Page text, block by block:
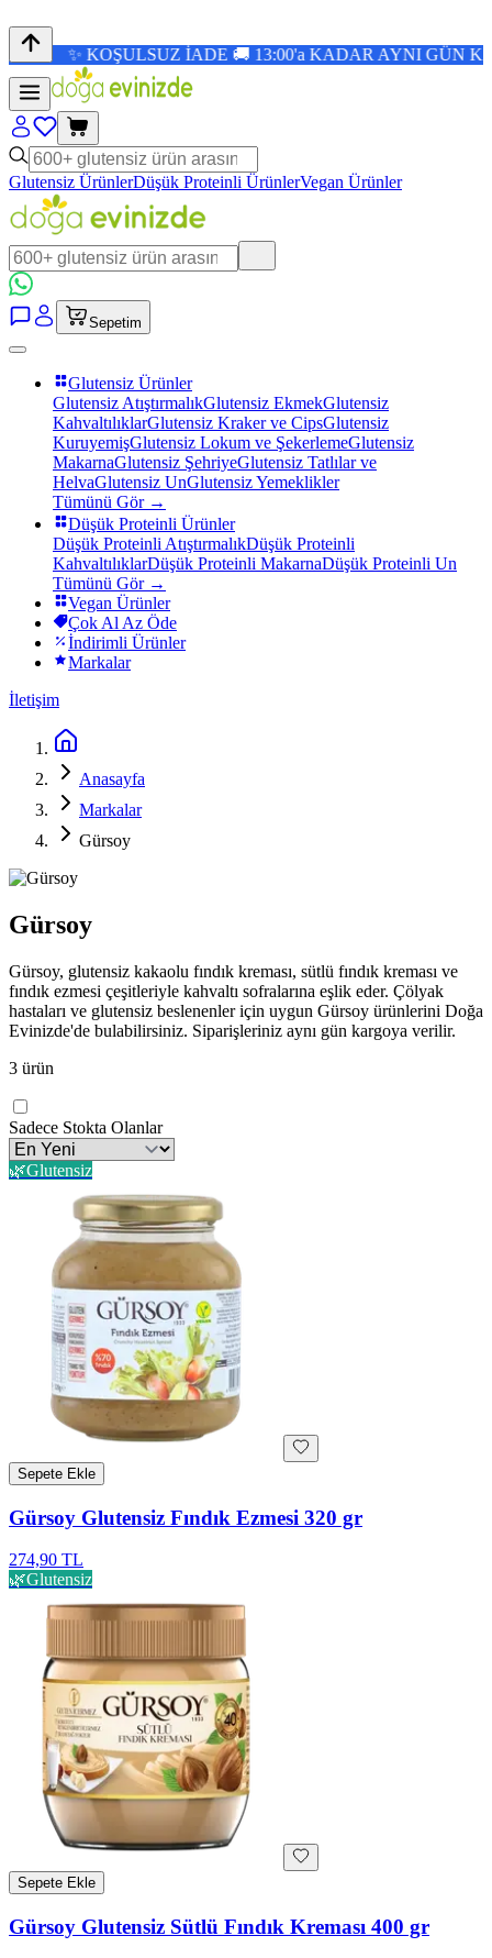
KOŞULSUZ İADE 🚚 13:00'a KADAR AYNI GÜN KARGO
Glutensiz ÜrünlerDüşük Proteinli ÜrünlerVegan Ürünler
Sepetim
Glutensiz Ürünler
Glutensiz AtıştırmalıkGlutensiz EkmekGlutensiz
KahvaltılıklarGlutensiz Kraker ve CipsGlutensiz
KuruyemişGlutensiz Lokum ve ŞekerlemeGlutensiz
MakarnaGlutensiz ŞehriyeGlutensiz Tatlılar ve
HelvaGlutensiz UnGlutensiz Yemeklikler
Tümünü Gör →
Düşük Proteinli Ürünler
Düşük Proteinli AtıştırmalıkDüşük Proteinli
KahvaltılıklarDüşük Proteinli MakarnaDüşük Proteinli Un
Tümünü Gör →
Vegan Ürünler
Çok Al Az Öde
İndirimli Ürünler
Markalar
İletişim
Anasayfa
Markalar
Gürsoy
Gürsoy
Gürsoy, glutensiz kakaolu fındık kreması, sütlü fındık kreması ve
fındık ezmesi çeşitleriyle kahvaltı sofralarına eşlik eder. Çölyak
hastaları ve glutensiz beslenenler için uygun Gürsoy ürünlerini Doğa
Evinizde'de bulabilirsiniz. Siparişleriniz aynı gün kargoya verilir.
3 ürün
Sadece Stokta Olanlar
🌿Glutensiz
Sepete Ekle
Gürsoy Glutensiz Fındık Ezmesi 320 gr
274,90 TL
🌿Glutensiz
Sepete Ekle
Gürsoy Glutensiz Sütlü Fındık Kreması 400 gr